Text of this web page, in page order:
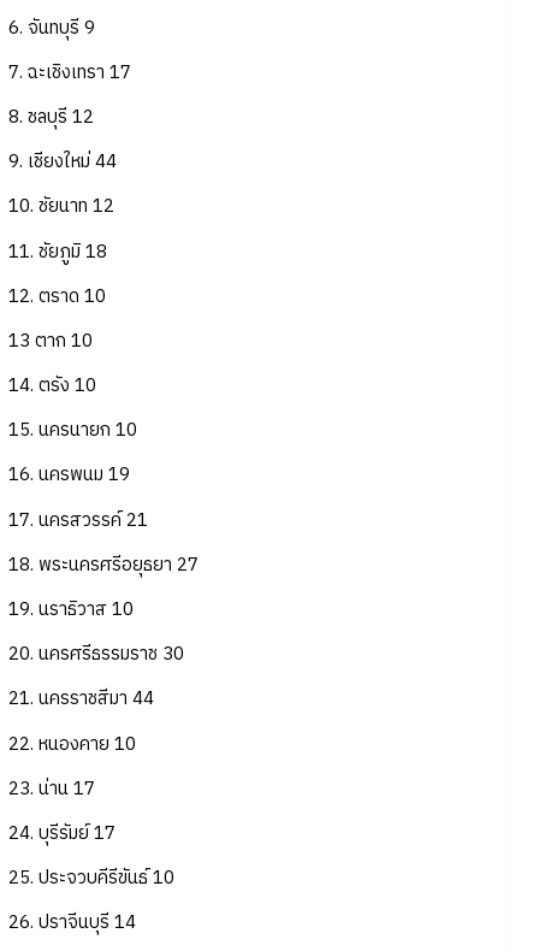
6. จันทบุรี 9
7. ฉะเชิงเทรา 17
8. ชลบุรี 12
9. เชียงใหม่ 44
10. ชัยนาท 12
11. ชัยภูมิ 18
12. ตราด 10
13 ตาก 10
14. ตรัง 10
15. นครนายก 10
16. นครพนม 19
17. นครสวรรค์ 21
18. พระนครศรีอยุธยา 27
19. นราธิวาส 10
20. นครศรีธรรมราช 30
21. นครราชสีมา 44
22. หนองคาย 10
23. น่าน 17
24. บุรีรัมย์ 17
25. ประจวบคีรีขันธ์ 10
26. ปราจีนบุรี 14